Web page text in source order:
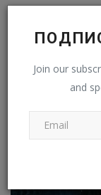
Join our
and